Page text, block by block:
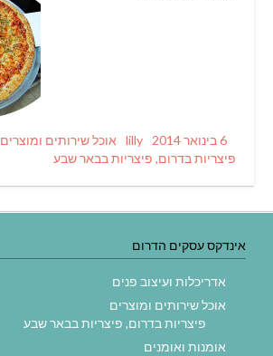
Posted
on
6 בינואר 2014 Author
lilly
Categories
אוכל שירותים ומוצרים
פיצריות בדרום, פיצריות בבאר שבע
אינדקס עסקים הדרום
אדריכלות ועיצוב פנים
אוכל שירותים ומוצרים
פיצריות בדרום, פיצריות בבאר שבע
אומנות ואומנים